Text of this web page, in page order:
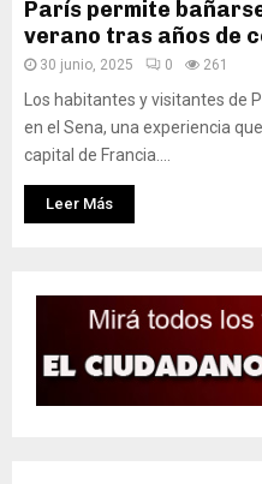
París permite
verano tras años de
30 junio, 2025 0 261
Los habitantes y visitantes de
en el Sena, una experiencia
capital de Francia....
Leer Más